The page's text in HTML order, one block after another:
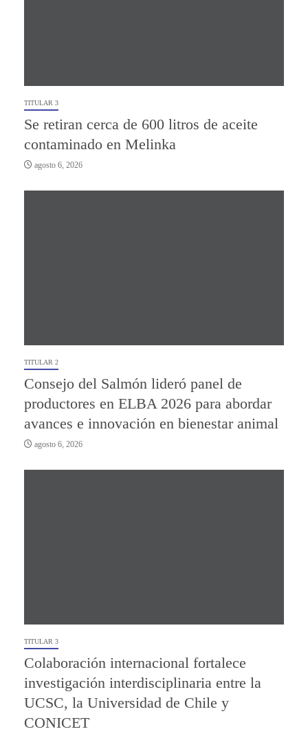
TITULAR 3
Se retiran cerca de 600 litros de aceite
contaminado en Melinka
agosto 6, 2026
TITULAR 2
Consejo del Salmón lideró panel de
productores en ELBA 2026 para abordar
avances e innovación en bienestar animal
agosto 6, 2026
TITULAR 3
Colaboración internacional fortalece
investigación interdisciplinaria entre la
UCSC, la Universidad de Chile y
CONICET